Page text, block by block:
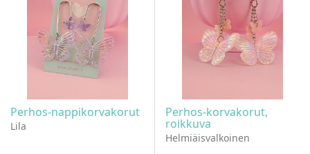
Perhos-nappikorvakorut
Lila
Perhos-korvakorut,
roikkuva
Helmiäisvalkoinen